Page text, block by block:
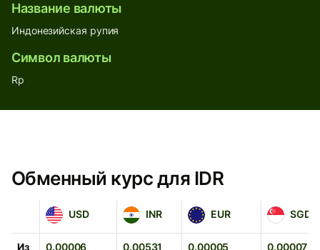
Название валюты
Индонезийская рупия
Символ валюты
Rp
Обменный курс для IDR
USD
USD INR
INR EUR
EUR SGD
SGD
Из
0.00006 0.00531 0.00005 0.00007